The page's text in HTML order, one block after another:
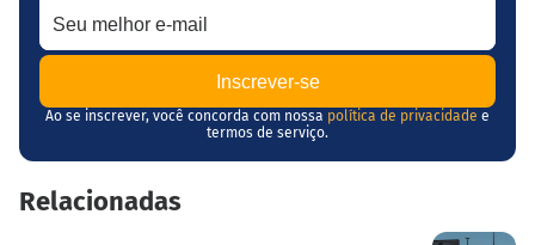
Ao se inscrever, você concorda com nossa política de privacidade e
termos de serviço.
Relacionadas